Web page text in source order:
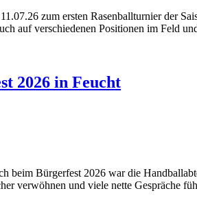
zum ersten Rasenballturnier der
auf verschiedenen Positionen im Feld
2026 in Feucht
beim Bürgerfest 2026 war die
verwöhnen und viele nette Gespräche